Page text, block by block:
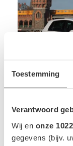
Toestemming
Verantwoord
Wij en onze
gegevens (bijv.